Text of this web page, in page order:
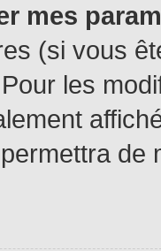
mes
(si vous
les
de